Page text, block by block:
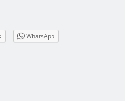
WhatsApp